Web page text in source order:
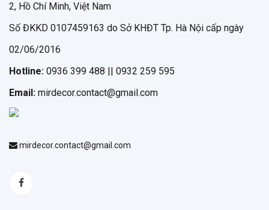
2, Hồ Chí Minh, Việt Nam
Số ĐKKD 0107459163 do Sở KHĐT Tp. Hà Nội cấp ngày
02/06/2016
Hotline: 0936 399 488 || 0932 259 595
Email: mirdecor.contact@gmail.com
mirdecor.contact@gmail.com